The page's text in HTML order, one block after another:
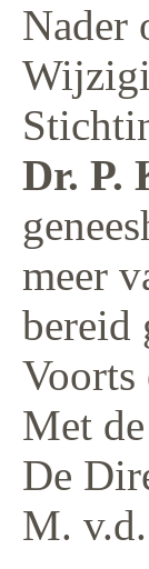
Nader
Dr. P.
meer
bereid
Voorts
Met
De
M.